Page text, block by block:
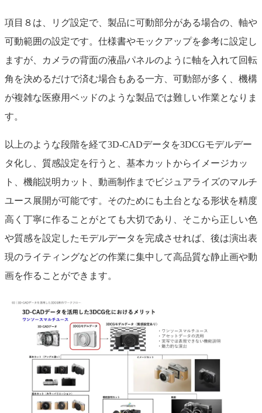
項目８は、リグ設定で、製品に可動部分がある場合の、軸や
可動範囲の設定です。仕様書やモックアップを参考に設定し
ますが、カメラの背面の液晶パネルのように軸を入れて回転
角を決めるだけで済む場合もある一方、可動部が多く、機構
が複雑な医療用ベッドのような製品では難しい作業となりま
す。
以上のような段階を経て3D-CADデータを3DCGモデルデー
タ化し、質感設定を行うと、基本カットからイメージカッ
ト、機能説明カット、動画制作までビジュアライズのマルチ
ユース展開が可能です。そのためにも土台となる形状を精度
高く丁寧に作ることがとても大切であり、そこから正しい色
や質感を設定したモデルデータを完成させれば、後は演出表
現のライティングなどの作業に集中して高品質な静止画や動
画を作ることができます。